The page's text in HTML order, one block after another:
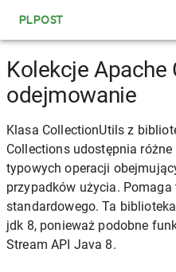
PLPOST
Kolekcje Apache
odejmowanie
Klasa CollectionUtils z
Collections udostępnia
typowych operacji
przypadków użycia.
standardowego. Ta
jdk 8, ponieważ podobne
Stream API Java 8.